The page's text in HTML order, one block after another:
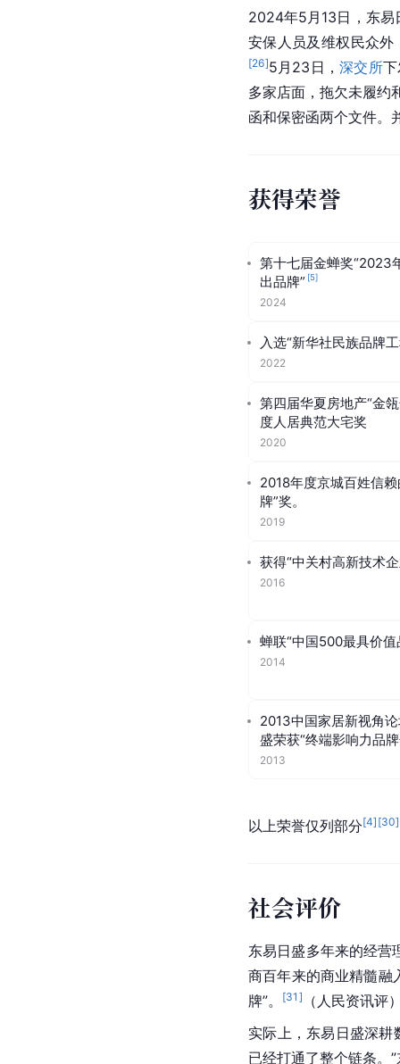
2024年5月13日，东易
安保人员及维权民众
[26]5月23日，深交所
多家店面，拖欠未履约
函和保密函两个文件。
获得荣誉
第十七届金蝉奖“2023
出品牌” [5]
2024
入选“新华社民族品牌
2022
第四届华夏房地产“金
度人居典范大宅奖
2020
2018年度京城百姓信
牌”奖。
2019
获得“中关村高新技术
2016
蝉联“中国500最具价值
2014
2013中国家居新视角
盛荣获“终端影响力品
2013
以上荣誉仅列部分[4] [30]
社会评价
东易日盛多年来的经营
商百年来的商业精髓融
牌”。
[31 ]
（人民资讯评
实际上，东易日盛深耕
已经打通了整个链条。